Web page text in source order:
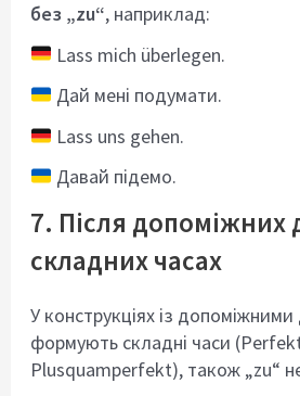
без „zu“, наприклад:
Lass mich überlegen.
Дай мені подумати.
Lass uns gehen.
Давай підемо.
7. Після допоміжних
складних часах
У конструкціях із допоміжними
формують складні часи
Plusquamperfekt), також „zu“